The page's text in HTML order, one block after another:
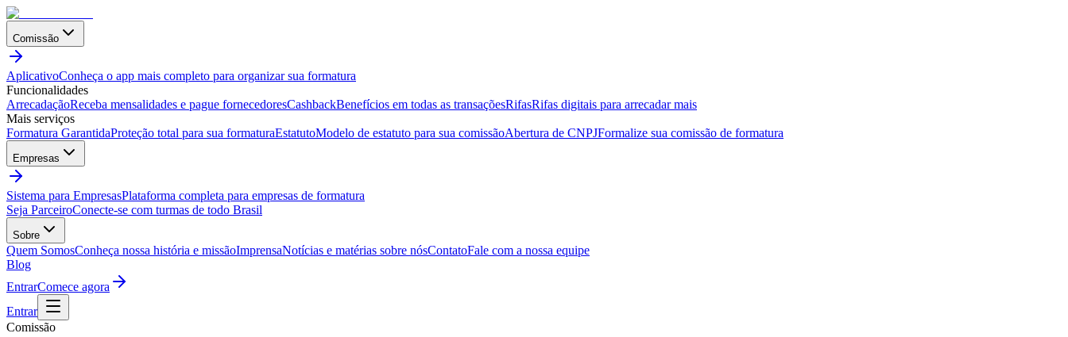
Comissão
AplicativoConheça o app mais completo para organizar sua formatura
Funcionalidades
ArrecadaçãoReceba mensalidades e pague fornecedoresCashbackBenefícios em todas as transaçõesRifasRifas digitais para arrecadar mais
Mais serviços
Formatura GarantidaProteção total para sua formaturaEstatutoModelo de estatuto para sua comissãoAbertura de CNPJFormalize sua comissão de formatura
Empresas
Sistema para EmpresasPlataforma completa para empresas de formatura
Seja ParceiroConecte-se com turmas de todo Brasil
Sobre
Quem SomosConheça nossa história e missãoImprensaNotícias e matérias sobre nósContatoFale com a nossa equipe
Blog
EntrarComece agora
Entrar
Comissão